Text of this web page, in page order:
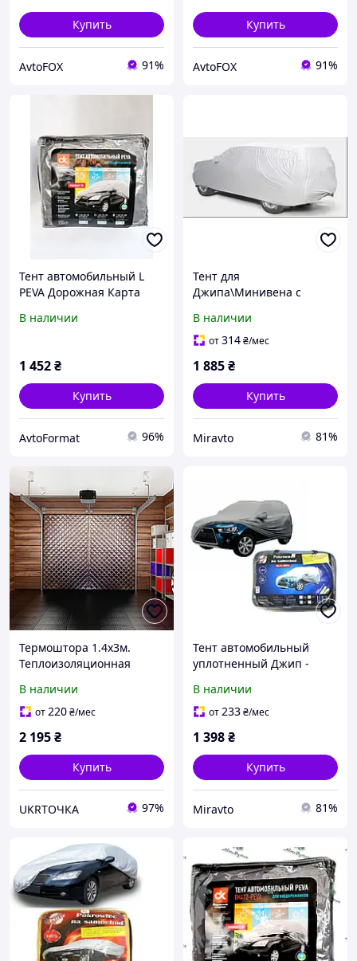
Купить
AvtoFOX 91%
Купить
AvtoFOX 91%
Тент автомобильный L
PEVA Дорожная Карта
внедорожник
В наличии
1 452₴
Купить
AvtoFormat 96%
Тент для
Джипа\Минивена с
510x195x155см ELEGANT
100263 (карман под
уплотненный)
В наличии
от314₴/мес
1 885₴
Купить
Miravto 81%
Термоштора 1.4х3м.
Теплоизоляционная
дачи, балкона,
беседки,ангара.
В наличии
от220₴/мес
2 195₴
Купить
UKRТОЧКА 97%
Тент автомобильный
уплотненный Джип -
Milex СС0902
В наличии
от233₴/мес
1 398₴
Купить
Miravto 81%